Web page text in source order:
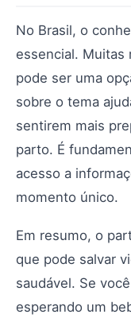
No Brasil, o
essencial. Muitas
pode ser uma
sobre o tema
sentirem mais
parto. É
acesso a
momento único.
Em resumo, o
que pode salvar
saudável. Se
esperando um